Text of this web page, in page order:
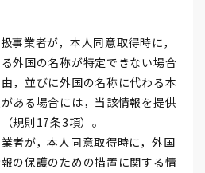
事業者が，本人同意取得時に，
外国の名称が特定できない場合
，並びに外国の名称に代わる本
ある場合には，当該情報を提供
規則17条3項）。
者が，本人同意取得時に，外国
の保護のための措置に関する情